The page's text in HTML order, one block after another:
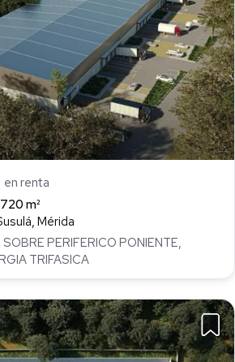
en renta
m²
Mérida
PERIFERICO PONIENTE,
TRIFASICA